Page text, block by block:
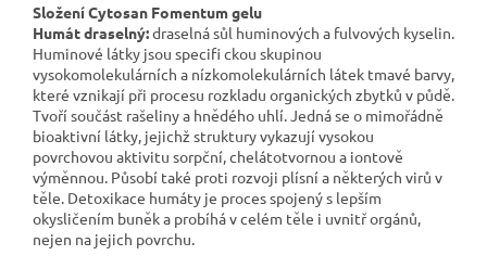
Složení Cytosan Fomentum gelu
Humát draselný:draselná sůl huminových a fulvových kyselin.
Huminové látky jsou specifi ckou skupinou
vysokomolekulárních a nízkomolekulárních látek tmavé barvy,
které vznikají při procesu rozkladu organických zbytků v půdě.
Tvoří součást rašeliny a hnědého uhlí. Jedná se o mimořádně
bioaktivní látky, jejichž struktury vykazují vysokou
povrchovou aktivitu sorpční, chelátotvornou a iontově
výměnnou. Působí také proti rozvoji plísní a některých virů v
těle. Detoxikace humáty je proces spojený s lepším
okysličením buněk a probíhá v celém těle i uvnitř orgánů,
nejen na jejich povrchu.